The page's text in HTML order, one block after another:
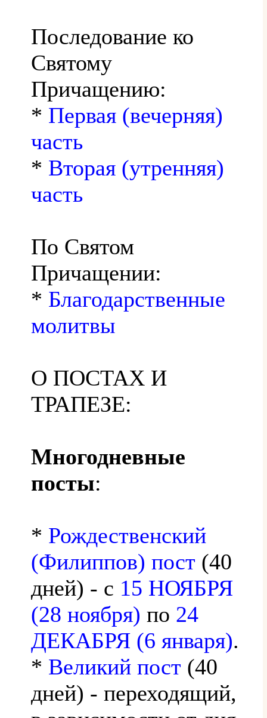
Последование ко
Святому
Причащению:
* Первая (вечерняя)
часть
* Вторая (утренняя)
часть
По Святом
Причащении:
* Благодарственные
молитвы
О ПОСТАХ И
ТРАПЕЗЕ:
Многодневные
посты:
* Рождественский
(Филиппов) пост (40
дней) - с 15 НОЯБРЯ
(28 ноября) по 24
ДЕКАБРЯ (6 января).
* Великий пост (40
дней) - переходящий,